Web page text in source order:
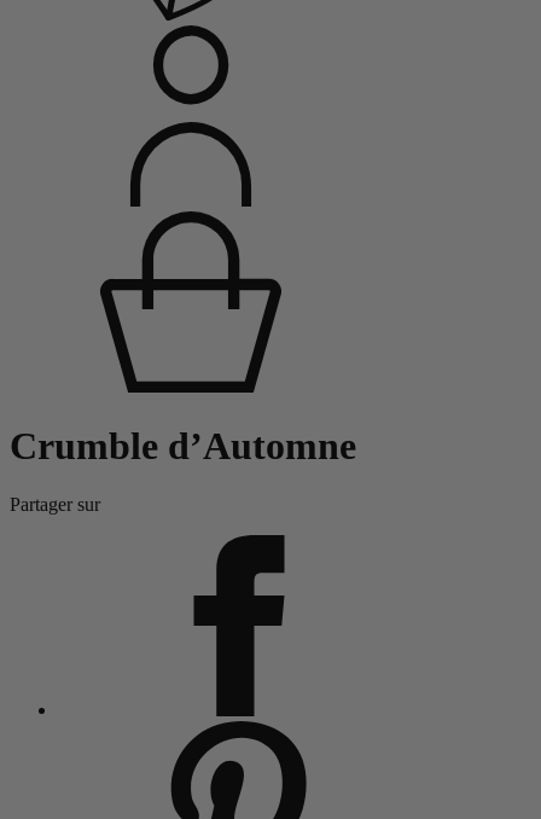
Crumble d’Automne
Partager sur